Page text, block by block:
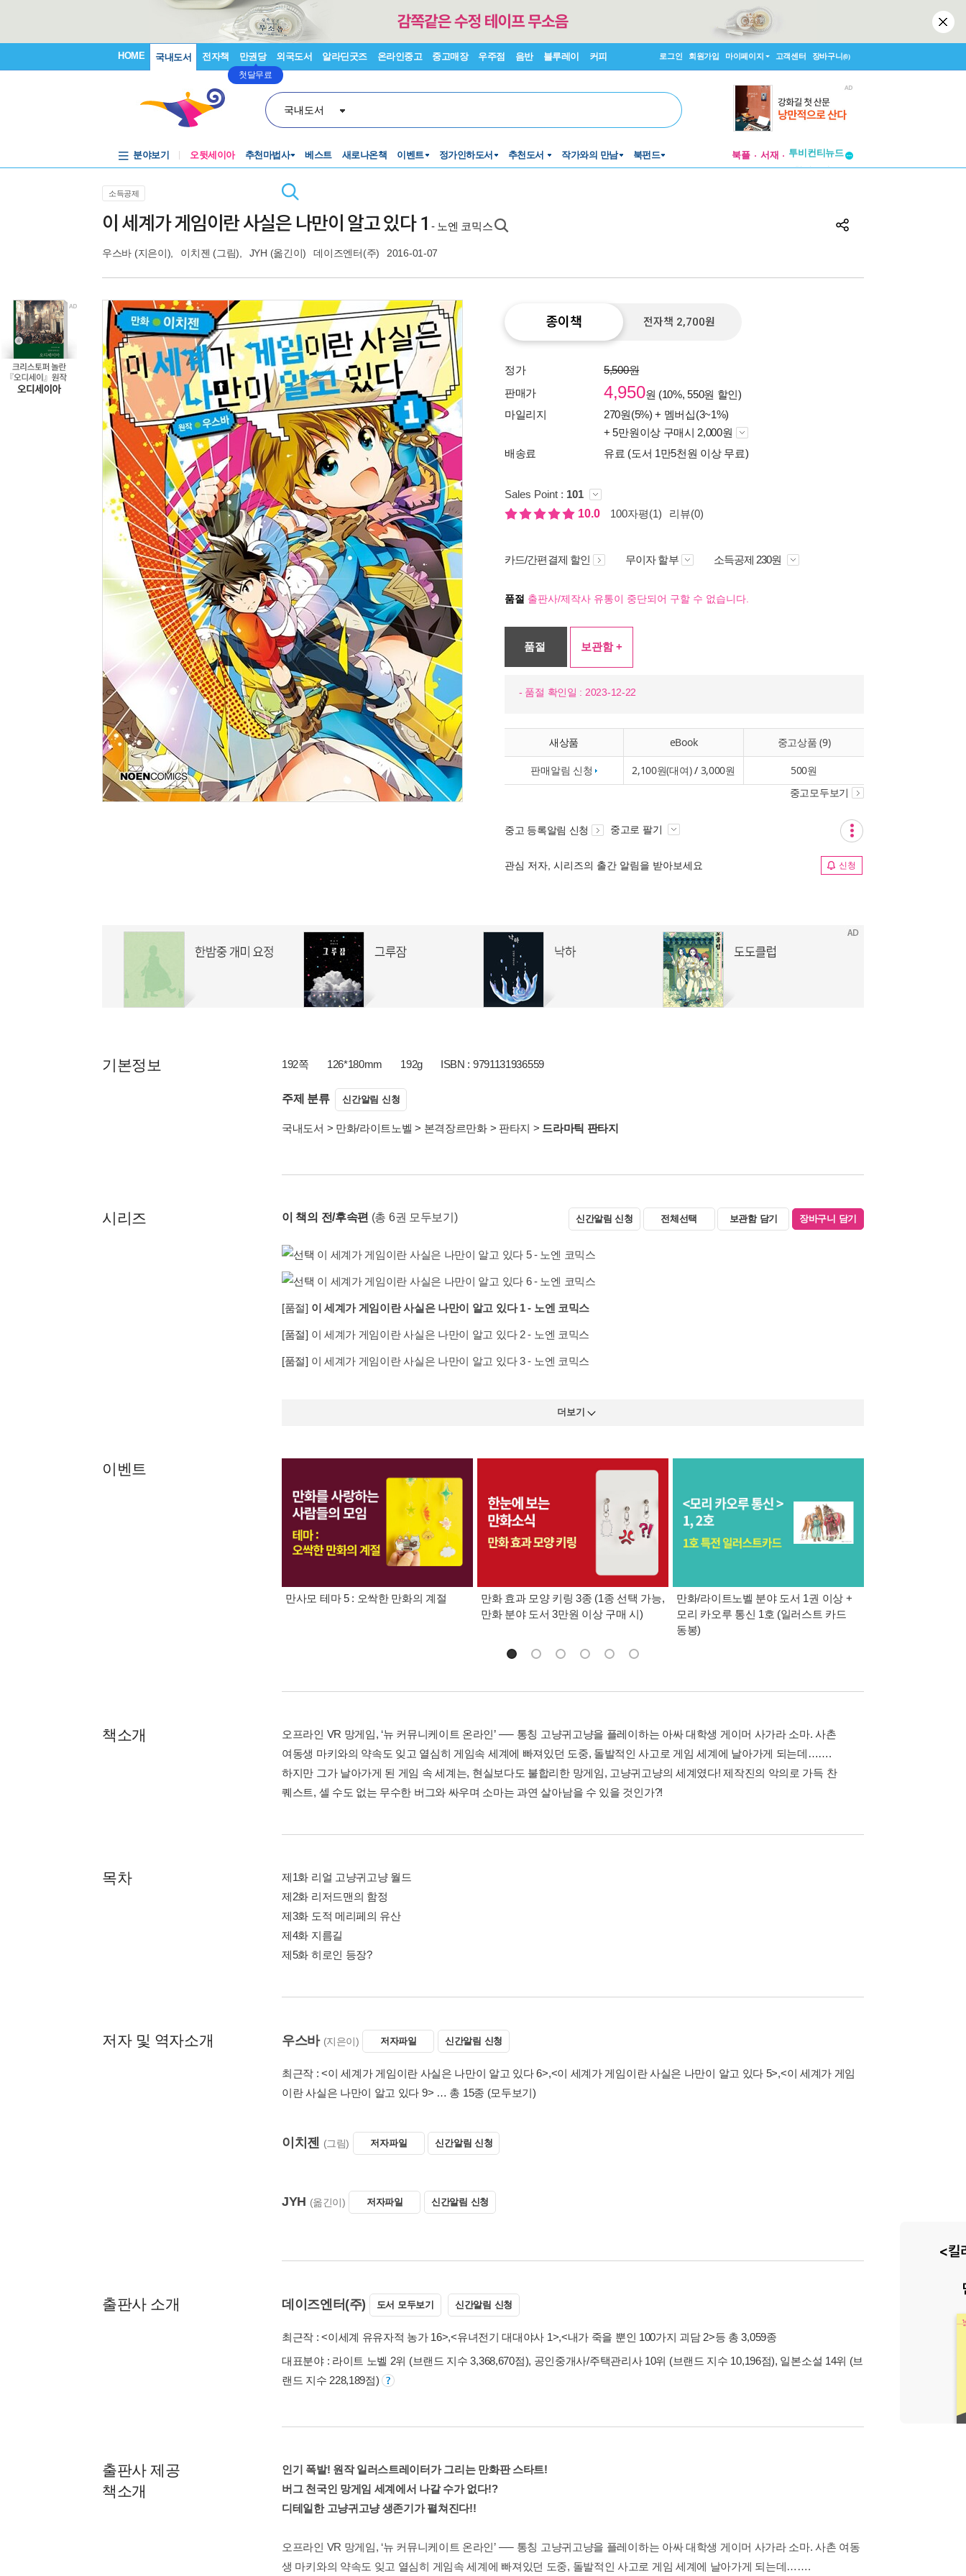
HOME 국내도서 전자책 만권당
첫달무료
외국도서 알라딘굿즈 온라인중고 중고매장 우주점 음반 블루레이 커피 로그인 회원가입 마이페이지 고객센터 장바구니(0)
국내도서
분야보기 오뒷세이아 추천마법사 베스트 새로나온책 이벤트 정가인하도서 추천도서 작가와의 만남 북펀드 북플 서재
창작플랫폼
소득공제
이 세계가 게임이란 사실은 나만이 알고 있다 1 - 노엔 코믹스
우스바 (지은이), 이치젠 (그림), JYH (옮긴이) 데이즈엔터(주) 2016-01-07
종이책 전자책 2,700원
정가
5,500원
판매가
4,950원 (10%, 550원 할인)
마일리지
270원(5%) + 멤버십(3~1%)
+ 5만원이상 구매시 2,000원
배송료
유료 (도서 1만5천원 이상 무료)
Sales Point : 101
10.0
100자평(1) 리뷰(0)
카드/간편결제 할인 무이자 할부 소득공제 230원
품절 출판사/제작사 유통이 중단되어 구할 수 없습니다.
품절 보관함 +
- 품절 확인일 : 2023-12-22
새상품 eBook 중고상품 (9)
판매알림 신청 2,100원(대여)/ 3,000원 500원
중고모두보기
중고 등록알림 신청 중고로 팔기
관심 저자, 시리즈의 출간 알림을 받아보세요 신청
기본정보 192쪽 126*180mm 192g ISBN : 9791131936559
주제 분류 신간알림 신청
국내도서 > 만화/라이트노벨 > 본격장르만화> 판타지 > 드라마틱 판타지
시리즈 이 책의 전/후속편 (총 6권 모두보기) 신간알림 신청 전체선택 보관함 담기 장바구니 담기
이 세계가 게임이란 사실은 나만이 알고 있다 5 - 노엔 코믹스
이 세계가 게임이란 사실은 나만이 알고 있다 6 - 노엔 코믹스
[품절] 이 세계가 게임이란 사실은 나만이 알고 있다 1 - 노엔 코믹스
[품절] 이 세계가 게임이란 사실은 나만이 알고 있다 2 - 노엔 코믹스
[품절] 이 세계가 게임이란 사실은 나만이 알고 있다 3 - 노엔 코믹스
더보기
이벤트
만사모 테마 5 : 오싹한 만화의 계절
만화 효과 모양 키링 3종 (1종 선택 가능,
만화 분야 도서 3만원 이상 구매 시)
만화/라이트노벨 분야 도서 1권 이상 +
모리 카오루 통신 1호 (일러스트 카드
동봉)
책소개
오프라인 VR 망게임, ‘뉴 커뮤니케이트 온라인’ ── 통칭 고냥귀고냥을 플레이하는 아싸 대학생 게이머 사가라 소마. 사촌
여동생 마키와의 약속도 잊고 열심히 게임속 세계에 빠져있던 도중, 돌발적인 사고로 게임 세계에 날아가게 되는데…….
하지만 그가 날아가게 된 게임 속 세계는, 현실보다도 불합리한 망게임, 고냥귀고냥의 세계였다! 제작진의 악의로 가득 찬
퀘스트, 셀 수도 없는 무수한 버그와 싸우며 소마는 과연 살아남을 수 있을 것인가?!
목차
제1화 리얼 고냥귀고냥 월드
제2화 리저드맨의 함정
제3화 도적 메리페의 유산
제4화 지름길
제5화 히로인 등장?
저자 및 역자소개 우스바 (지은이) 저자파일 신간알림 신청
최근작 :<이 세계가 게임이란 사실은 나만이 알고 있다 6>,<이 세계가 게임이란 사실은 나만이 알고 있다 5>,<이 세계가 게임
이란 사실은 나만이 알고 있다 9> … 총 15종 (모두보기)
이치젠 (그림) 저자파일 신간알림 신청
JYH (옮긴이) 저자파일 신간알림 신청
출판사 소개 데이즈엔터(주) 도서 모두보기 신간알림 신청
최근작 :<이세계 유유자적 농가 16>,<유녀전기 대대야사 1>,<내가 죽을 뿐인 100가지 괴담 2>등 총 3,059종
대표분야 : 라이트 노벨 2위 (브랜드 지수 3,368,670점), 공인중개사/주택관리사 10위 (브랜드 지수 10,196점), 일본소설 14위 (브
랜드 지수 228,189점)
출판사 제공
책소개
인기 폭발! 원작 일러스트레이터가 그리는 만화판 스타트!
버그 천국인 망게임 세계에서 나갈 수가 없다!?
디테일한 고냥귀고냥 생존기가 펼쳐진다!!
오프라인 VR 망게임, ‘뉴 커뮤니케이트 온라인’ ── 통칭 고냥귀고냥을 플레이하는 아싸 대학생 게이머 사가라 소마. 사촌 여동
생 마키와의 약속도 잊고 열심히 게임속 세계에 빠져있던 도중, 돌발적인 사고로 게임 세계에 날아가게 되는데…….